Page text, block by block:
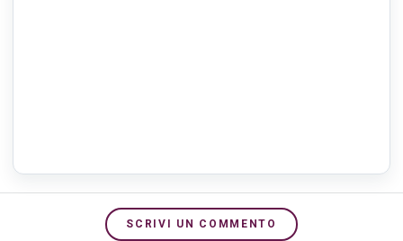
SCRIVI UN COMMENTO